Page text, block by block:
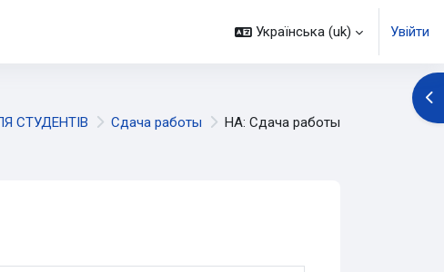
Українська ‎(uk)‎ Увійти
СТУДЕНТІВ Сдача работы НА: Сдача работы